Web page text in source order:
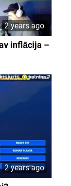
2 years ago
inflācija –
2 years ago